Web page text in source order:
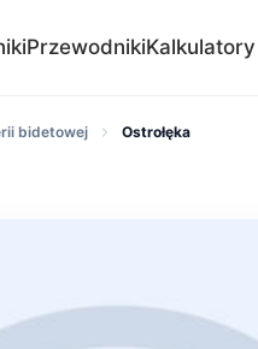
PrzewodnikiKalkulatory
bidetowej Ostrołęka